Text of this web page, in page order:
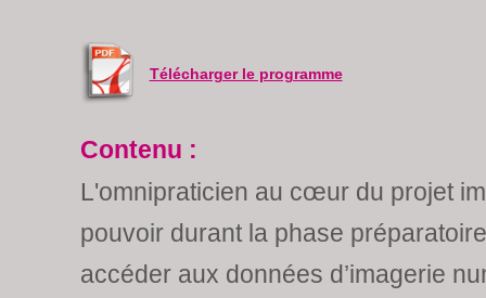
Télécharger le programme
Contenu :
L'omnipraticien au cœur du projet
pouvoir durant la phase
accéder aux données d’imagerie